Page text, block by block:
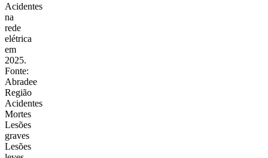
Acidentes
na
rede
elétrica
em
2025.
Fonte:
Abradee
Região
Acidentes
Mortes
Lesões
graves
Lesões